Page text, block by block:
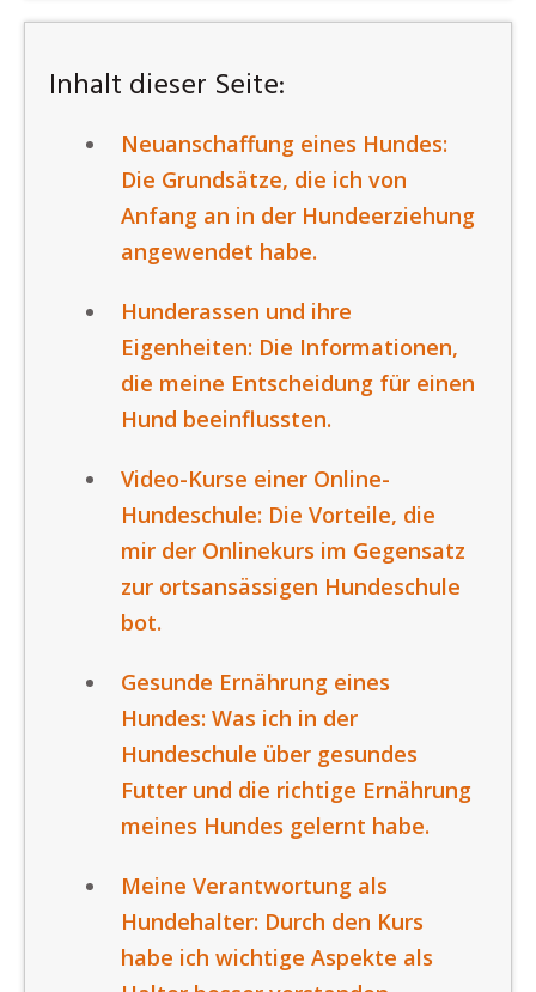
Inhalt dieser Seite:
Neuanschaffung eines Hundes:
Die Grundsätze, die ich von
Anfang an in der Hundeerziehung
angewendet habe.
Hunderassen und ihre
Eigenheiten: Die Informationen,
die meine Entscheidung für einen
Hund beeinflussten.
Video-Kurse einer Online-
Hundeschule: Die Vorteile, die
mir der Onlinekurs im Gegensatz
zur ortsansässigen Hundeschule
bot.
Gesunde Ernährung eines
Hundes: Was ich in der
Hundeschule über gesundes
Futter und die richtige Ernährung
meines Hundes gelernt habe.
Meine Verantwortung als
Hundehalter: Durch den Kurs
habe ich wichtige Aspekte als